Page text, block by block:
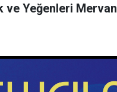
ve Yeğenleri Mervan